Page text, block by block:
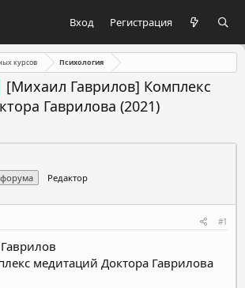
Вход Регистрация
курсов Психология
[Михаил Гаврилов] Комплекс
Гаврилова (2021)
Редактор
#1
медитаций Доктора Гаврилова